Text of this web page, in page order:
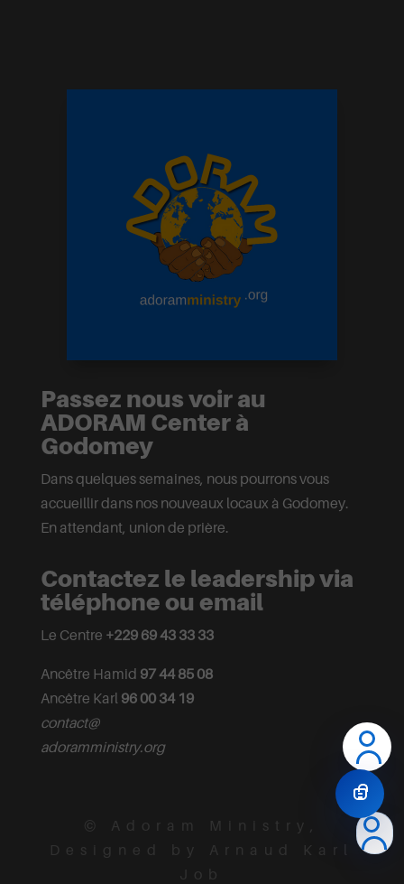
Passez nous voir au
ADORAM Center à
Godomey
Dans quelques semaines, nous pourrons vous
accueillir dans nos nouveaux locaux à Godomey.
En attendant, union de prière.
Contactez le leadership via
téléphone ou email
Le Centre +229 69 43 33 33
Ancêtre Hamid 97 44 85 08
Ancêtre Karl 96 00 34 19
contact@
adoramministry.org
© Adoram Ministry,
Designed by Arnaud Karl
Job